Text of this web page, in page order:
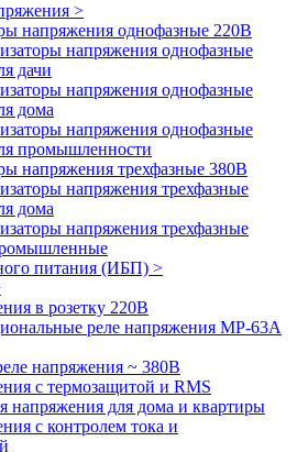
>
напряжения однофазные 220В
напряжения однофазные
дачи
напряжения однофазные
дома
напряжения однофазные
промышленности
напряжения трехфазные 380В
напряжения трехфазные
дома
напряжения трехфазные
питания (ИБП) >
в розетку 220В
реле напряжения МР-63А
напряжения ~ 380В
с термозащитой и RMS
напряжения для дома и квартиры
с контролем тока и